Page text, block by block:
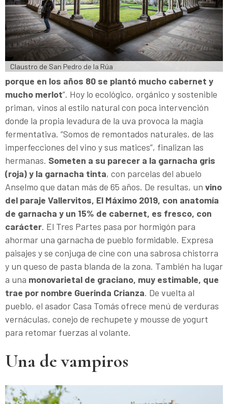
Claustro de San Pedro de la Rúa
porque en los años 80 se plantó mucho cabernet y
mucho merlot”. Hoy lo ecológico, orgánico y sostenible
priman, vinos al estilo natural con poca intervención
donde la propia levadura de la uva provoca la magia
fermentativa. “Somos de remontados naturales, de las
imperfecciones del vino y sus matices”, finalizan las
hermanas. Someten a su parecer a la garnacha gris
(roja) y la garnacha tinta, con parcelas del abuelo
Anselmo que datan más de 65 años. De resultas, un vino
del paraje Vallervitos, El Máximo 2019, con anatomía
de garnacha y un 15% de cabernet, es fresco, con
carácter. El Tres Partes pasa por hormigón para
ahormar una garnacha de pueblo formidable. Expresa
paisajes y se conjuga de cine con una sabrosa chistorra
y un queso de pasta blanda de la zona. También ha lugar
a una monovarietal de graciano, muy estimable, que
trae por nombre Guerinda Crianza. De vuelta al
pueblo, el asador Casa Tomás ofrece menú de verduras
vernáculas, conejo de rechupete y mousse de yogurt
para retomar fuerzas al volante.
Una de vampiros